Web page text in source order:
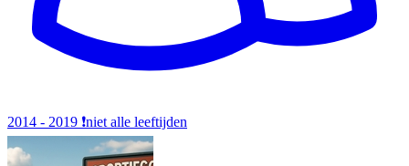
2014 - 2019 ❗️niet alle leeftijden